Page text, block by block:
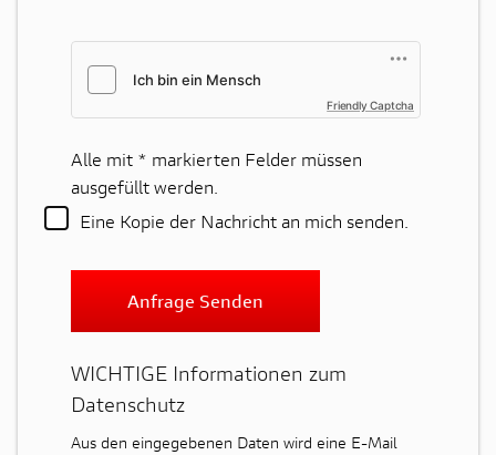
Friendly Captcha
Alle mit * markierten Felder müssen
ausgefüllt werden.
Eine Kopie der Nachricht an mich senden.
Anfrage Senden
WICHTIGE Informationen zum
Datenschutz
Aus den eingegebenen Daten wird eine E-Mail